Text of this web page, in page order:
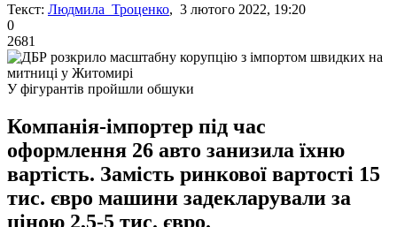
Текст: Людмила Троценко, 3 лютого 2022, 19:20
0
2681
У фігурантів пройшли обшуки
Компанія-імпортер під час
оформлення 26 авто занизила їхню
вартість. Замість ринкової вартості 15
тис. євро машини задекларували за
ціною 2,5-5 тис. євро.